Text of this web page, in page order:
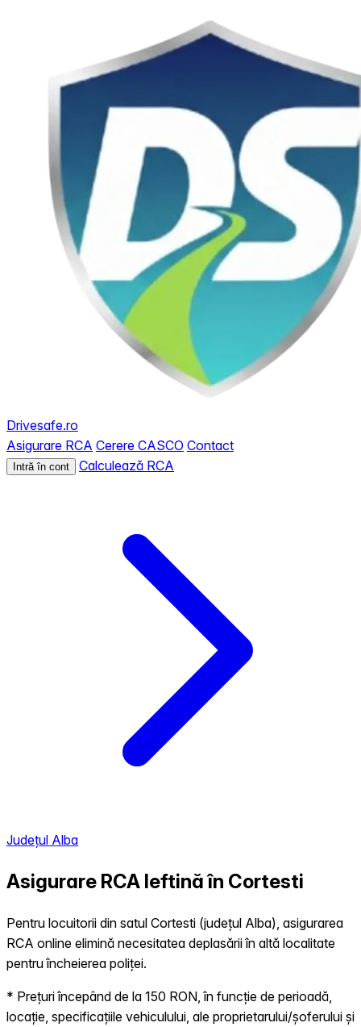
Drivesafe.ro
Asigurare RCA Cerere CASCO Contact
Intră în cont Calculează RCA
Județul Alba
Asigurare RCA Ieftină în Cortesti
Pentru locuitorii din satul Cortesti (județul Alba), asigurarea
RCA online elimină necesitatea deplasării în altă localitate
pentru încheierea poliței.
* Prețuri începând de la 150 RON, în funcție de perioadă,
locație, specificațiile vehiculului, ale proprietarului/șoferului și